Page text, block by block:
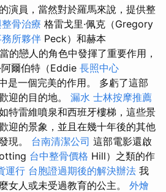
演員，當然對於羅馬來說，提供整
骨治療 格雷戈里·佩克（Gregory
所夥伴 Peck）和赫本
的戀人的角色中發揮了重要作用，
爾伯特（Eddie 長照中心
是一個完美的作用。 多虧了這部
迎的目的地。 漏水 士林按摩推薦
特雷維噴泉和西班牙樓梯，這些景
迎的景象，並且在幾十年後的其他
現。 台南清潔公司 這部電影還啟
台中整骨價格 Hill）之類的作
運行 台胞證過期後的解決辦法 我
女人或未受過教育的公主。 外燴